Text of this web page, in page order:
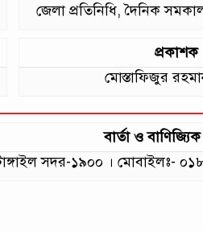
জেলা প্রতিনিধি, দৈনিক
প্রকাশক
মোস্তাফিজুর
বার্তা ও
সদর-১৯০০ । মোবাইলঃ-